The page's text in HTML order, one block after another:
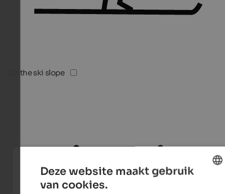
On the ski slope
Deze website maakt gebruik
van cookies.